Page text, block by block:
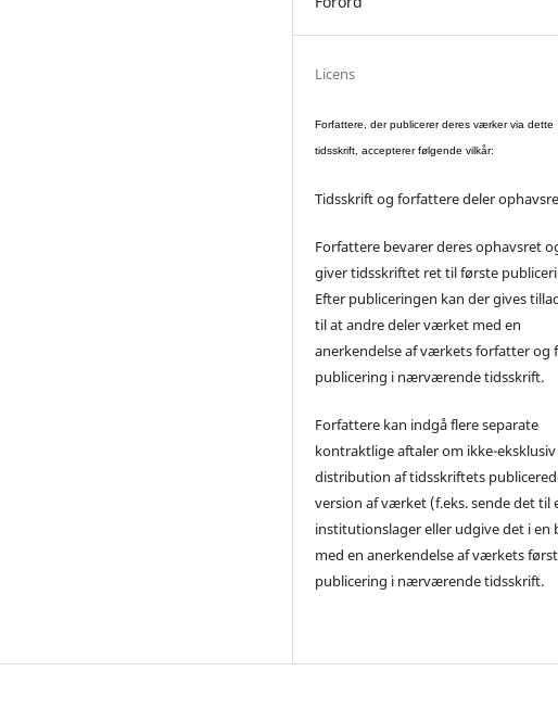
Licens
Forfattere, der publicerer deres værker via dette
tidsskrift, accepterer følgende vilkår:
Tidsskrift og forfattere deler
Forfattere bevarer deres ophavsret
giver tidsskriftet ret til første
Efter publiceringen kan der gives
til at andre deler værket med en
anerkendelse af værkets forfatter og
publicering i nærværende tidsskrift.
Forfattere kan indgå flere separate
kontraktlige aftaler om ikke-eksklusiv
distribution af tidsskriftets
version af værket (f.eks. sende det til
institutionslager eller udgive det i en
med en anerkendelse af værkets
publicering i nærværende tidsskrift.